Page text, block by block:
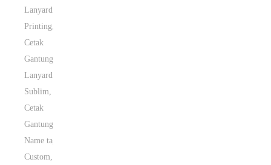
Lanyard
Printing
Cetak
Gantungan
Lanyard
Sublim
Cetak
Gantungan
Name tag
Custom